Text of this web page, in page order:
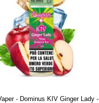
Anteprima
- Dominus KIV Ginger Lady -